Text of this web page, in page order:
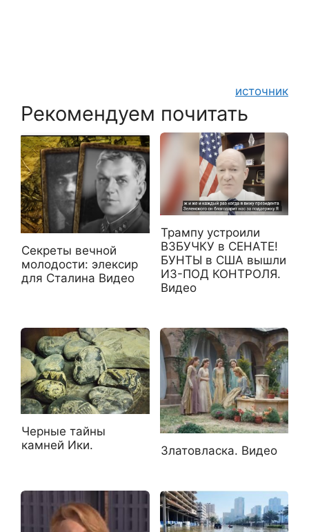
источник
Рекомендуем почитать
Секреты вечной
молодости: элексир
для Сталина Видео
Трампу устроили
ВЗБУЧКУ в СЕНАТЕ!
БУНТЫ в США вышли
ИЗ-ПОД КОНТРОЛЯ.
Видео
Черные тайны
камней Ики.
Златовласка. Видео